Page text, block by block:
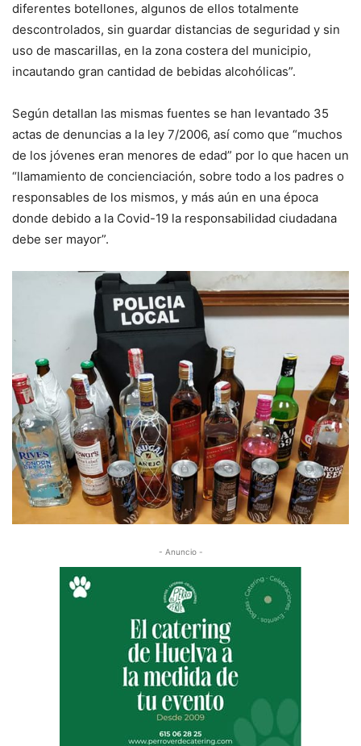
diferentes botellones, algunos de ellos totalmente
descontrolados, sin guardar distancias de seguridad y sin
uso de mascarillas, en la zona costera del municipio,
incautando gran cantidad de bebidas alcohólicas”.
Según detallan las mismas fuentes se han levantado 35
actas de denuncias a la ley 7/2006, así como que “muchos
de los jóvenes eran menores de edad” por lo que hacen un
“llamamiento de concienciación, sobre todo a los padres o
responsables de los mismos, y más aún en una época
donde debido a la Covid-19 la responsabilidad ciudadana
debe ser mayor”.
- Anuncio -